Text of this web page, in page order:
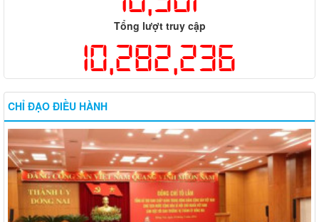
Tổng lượt truy cập
10,282,236
CHỈ ĐẠO ĐIỀU HÀNH